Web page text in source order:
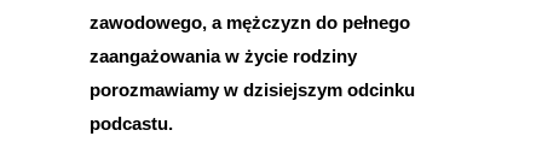
zawodowego, a mężczyzn do pełnego
zaangażowania w życie rodziny
porozmawiamy w dzisiejszym odcinku
podcastu.